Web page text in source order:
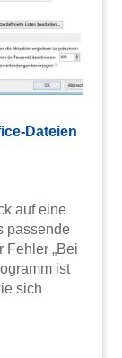
Dateien
auf eine
passende
Fehler „Bei
ist
sich